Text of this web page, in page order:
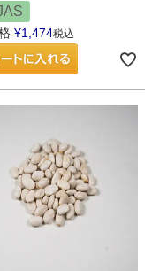
¥1,474税込